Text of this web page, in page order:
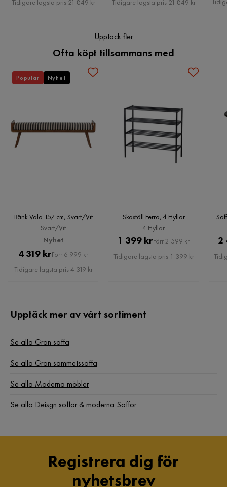
Tidigare lägsta pris 21 849 kr Tidigare lägsta pris 21 849 kr
Upptäck fler
Ofta köpt tillsammans med
Bänk Valo 157 cm, Svart/Vit
Svart/Vit
Nyhet
Pris
4 319 krOriginal
Pris
Förr 6 999 kr
Tidigare lägsta pris 4 319 kr
Populär Nyhet
Skoställ Ferro, 4 Hyllor
4 Hyllor
Pris
1 399 krOriginal
Pris
Förr 2 599 kr
Tidigare lägsta pris 1 399 kr
2
Upptäck mer av vårt sortiment
Se alla Grön soffa
Se alla Grön sammetssoffa
Se alla Moderna möbler
Se alla Deisgn soffor & moderna Soffor
Registrera dig för
nyhetsbrev